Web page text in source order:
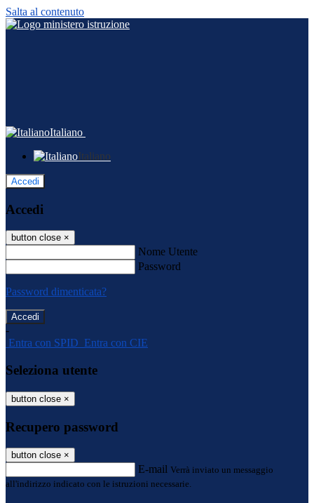
Salta al contenuto
Italiano
Italiano
Accedi
Accedi
button close ×
Nome Utente
Password
Password dimenticata?
-
Entra con SPID Entra con CIE
Seleziona utente
button close ×
Recupero password
button close ×
E-mail Verrà inviato un messaggio
all'indirizzo indicato con le istruzioni necessarie.